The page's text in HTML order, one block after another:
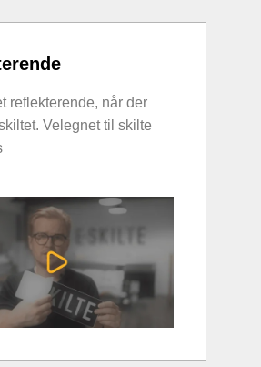
reflekterende, når der
Velegnet til skilte